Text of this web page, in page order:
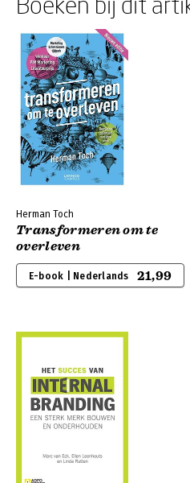
Herman Toch
Transformeren om te
overleven
E-book | Nederlands 21,99